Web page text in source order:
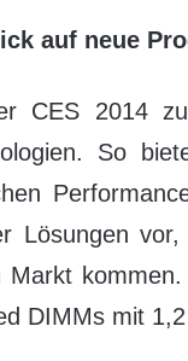
auf neue
CES 2014
So
Lösungen
Markt
DIMMs mit